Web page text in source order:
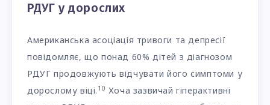
РДУГ у дорослих
Американська асоціація тривоги та депресії
повідомляє, що понад 60% дітей з діагнозом
РДУГ продовжують відчувати його симптоми у
дорослому віці. 10 Хоча зазвичай гіперактивні